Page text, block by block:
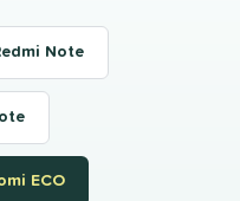
Note
ECO